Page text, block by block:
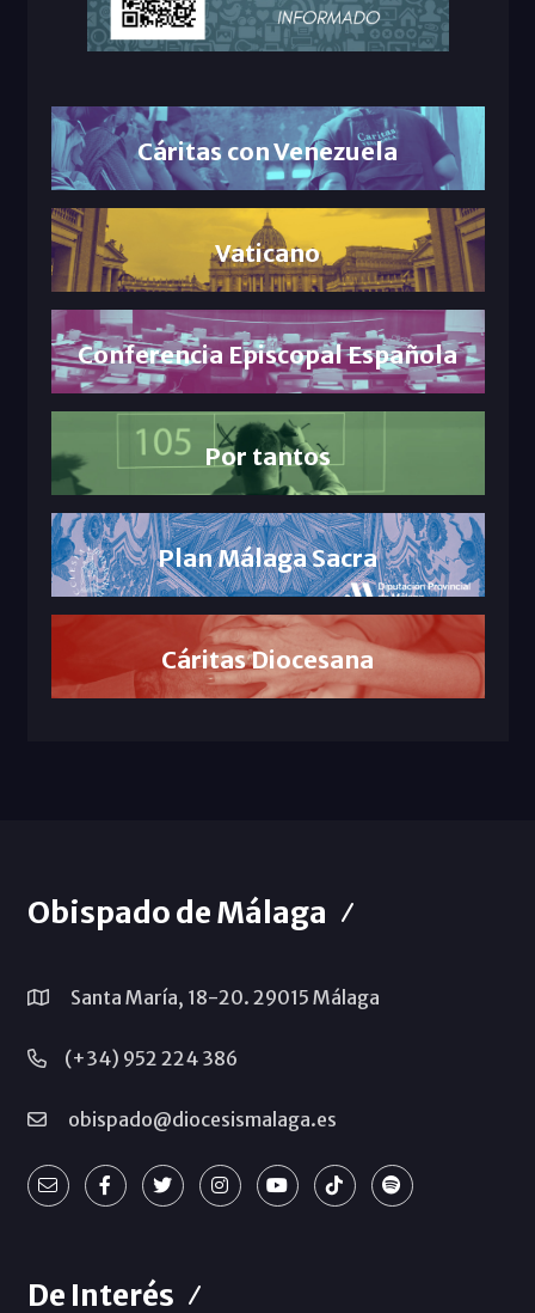
Cáritas con Venezuela
Vaticano
Conferencia Episcopal Española
Por tantos
Plan Málaga Sacra
Cáritas Diocesana
Obispado de Málaga
Santa María, 18-20. 29015 Málaga
(+34) 952 224 386
obispado@diocesismalaga.es
De Interés